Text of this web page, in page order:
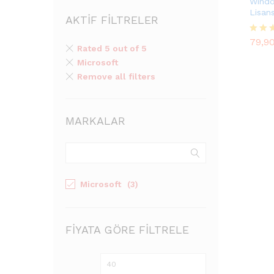
5
79,90
AKTIF FILTRELER
Rated 5 out of 5
Microsoft
Remove all filters
MARKALAR
Microsoft (3)
FIYATA GÖRE FILTRELE
En